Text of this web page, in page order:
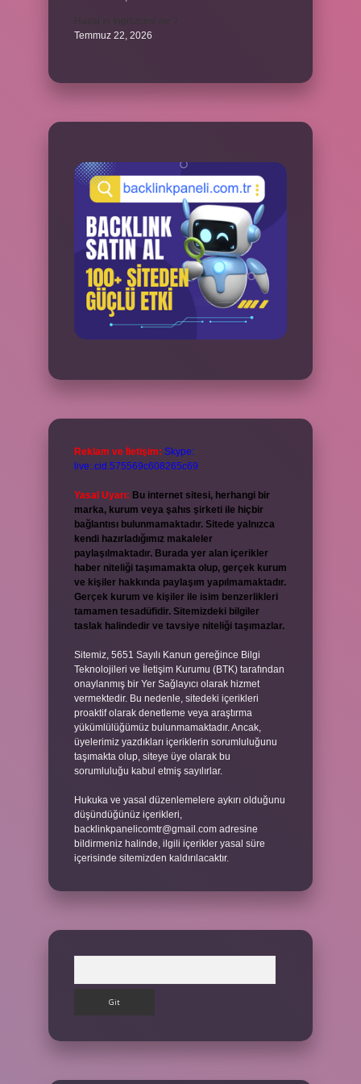
Temmuz 22, 2026
Reklam ve İletişim: Skype:
live:.cid.575569c608265c69
Yasal Uyarı: Bu internet sitesi, herhangi bir
marka, kurum veya şahıs şirketi ile hiçbir
bağlantısı bulunmamaktadır. Sitede yalnızca
kendi hazırladığımız makaleler
paylaşılmaktadır. Burada yer alan içerikler
haber niteliği taşımamakta olup, gerçek kurum
ve kişiler hakkında paylaşım yapılmamaktadır.
Gerçek kurum ve kişiler ile isim benzerlikleri
tamamen tesadüfidir. Sitemizdeki bilgiler
taslak halindedir ve tavsiye niteliği taşımazlar.
Sitemiz, 5651 Sayılı Kanun gereğince Bilgi
Teknolojileri ve İletişim Kurumu (BTK) tarafından
onaylanmış bir Yer Sağlayıcı olarak hizmet
vermektedir. Bu nedenle, sitedeki içerikleri
proaktif olarak denetleme veya araştırma
yükümlülüğümüz bulunmamaktadır. Ancak,
üyelerimiz yazdıkları içeriklerin sorumluluğunu
taşımakta olup, siteye üye olarak bu
sorumluluğu kabul etmiş sayılırlar.
Hukuka ve yasal düzenlemelere aykırı olduğunu
düşündüğünüz içerikleri,
backlinkpanelicomtr@gmail.com adresine
bildirmeniz halinde, ilgili içerikler yasal süre
içerisinde sitemizden kaldırılacaktır.